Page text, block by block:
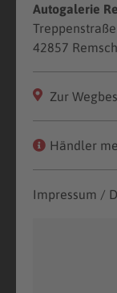
Autogalerie
42857
Zur
Händler
Impressum /